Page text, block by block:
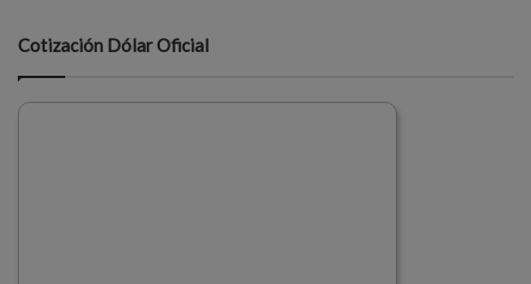
Cotización Dólar Oficial